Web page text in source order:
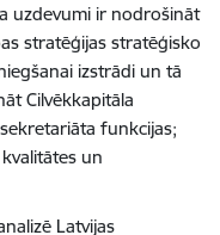
uzdevumi ir nodrošināt
stratēģijas stratēģisko
izstrādi un tā
Cilvēkkapitāla
funkcijas;
un
Latvijas